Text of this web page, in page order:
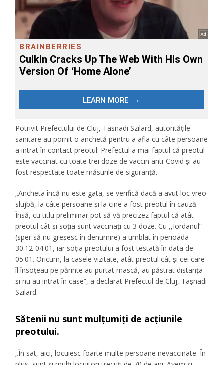
Potrivit Prefectului de Cluj, Tasnadi Szilard, autoritățile
sanitare au pornit o anchetă pentru a afla cu câte persoane
a intrat în contact preotul. Prefectul a mai faptul că preotul
este vaccinat cu toate trei doze de vaccin anti-Covid și au
fost respectate toate măsurile de siguranță.
„Ancheta încă nu este gata, se verifică dacă a avut loc vreo
slujbă, la câte persoane și la cine a fost preotul în cauză.
Însă, cu titlu preliminar pot să vă precizez faptul că atât
preotul cât și soția sunt vaccinați cu 3 doze. Cu ,,Iordanul”
(sper să nu greșesc în denumire) a umblat în perioada
30.12-04.01, iar soția preotului a fost testată în data de
05.01. Oricum, la casele vizitate, atât preotul cât și cei care
îl însoțeau pe părinte au purtat mască, au păstrat distanța
și nu au intrat în case”, a declarat Prefectul de Cluj, Tașnadi
Szilard.
Sătenii nu sunt mulțumiți de acțiunile
preotului.
„În sat, aici, locuiesc foarte multe persoane nevaccinate. În